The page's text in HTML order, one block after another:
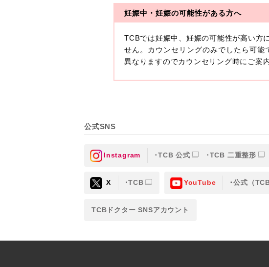
・医療法人社団創彩会
【定義】
本プライバシーポリシーにおいて「個人
生年月日その他の記述等により特定の
収集した患者様に関する情報には、単独
TCBグループが【利用目的】に定める目
・氏名、生年月日、メールアドレス、電話
・その他、特定の個人を識別することがで
妊娠中・妊娠の可能性がある方へ
TCBでは妊娠中、妊娠の可能性が高い方
せん。カウンセリングのみでしたら可
異なりますのでカウンセリング時にご案
公式SNS
Instagram TCB 公式 TCB 二重整形
X TCB YouTube 公式（
TCBドクター SNSアカウント